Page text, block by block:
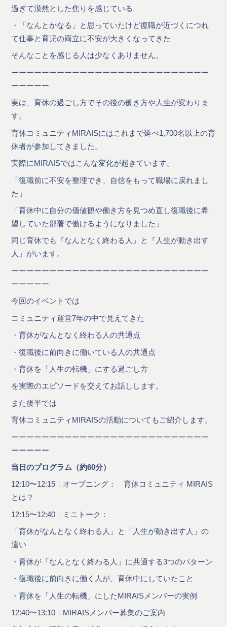
過ぎて漠然とした焦りを感じている
・「なんとかなる」と思っていたけど復職が近づくにつれ
て仕事と育児の両立に不安が大きくなってきた
そんなことを感じる人は少なくありません。
ーーーーーーーーーーーーーーーーーーーーーーーーーー
ーーーーー
実は、育休の過ごし方でその後の働き方や人生が変わりま
す。
育休コミュニティMIRAISにはこれまで延べ1,700名以上の育
休者が参加してきました。
実際にMIRAISではこんな変化が起きています。
「復職前に不安を整理でき、自信をもって職場に戻れまし
た」
「育休中に自分の価値観や働き方を見つめ直し復職後に希
望していた部署で働けるようになりました」
同じ育休でも『なんとなく終わる人』と『人生が動き出す
人』がいます。
ーーーーーーーーーーーーーーーーーーーーーーーーーー
ーーーーー
今回のイベントでは
コミュニティ運営7年の中で見えてきた
・育休がなんとなく終わる人の共通点
・復職後に前向きに働いている人の共通点
・育休を「人生の転機」にする過ごし方
を実際のエピソードを交えてお話しします。
また後半では
育休コミュニティMIRAISの活動についてもご紹介します。
ーーーーーーーーーーーーーーーーーーーーーーーーーー
ーーーーー
当日のプログラム（約60分）
12:10〜12:15｜オープニング： 育休コミュニティ MIRAIS
とは？
12:15〜12:40｜ミニトーク：
「育休がなんとなく終わる人」と「人生が動き出す人」の
違い
・育休が「なんとなく終わる人」に共通する3つのパターン
・復職後に前向きに働く人が、育休中にしていたこと
・育休を「人生の転機」にしたMIRAISメンバーの実例
12:40〜13:10｜MIRAISメンバー募集のご案内